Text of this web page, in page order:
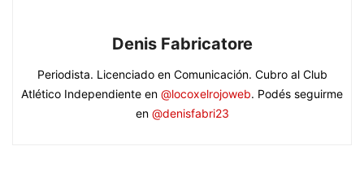
Denis Fabricatore
Periodista. Licenciado en Comunicación. Cubro al Club
Atlético Independiente en @locoxelrojoweb. Podés seguirme
en @denisfabri23